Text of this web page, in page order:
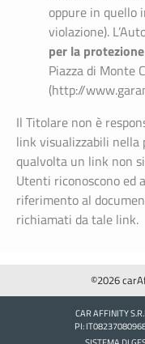
oppure in quello
violazione).
per la
Piazza di Monte
(http://
Il Titolare non è
link visualizzabili
qualvolta un link non
Utenti riconoscono ed
riferimento al
richiamati da tale link.
©2026
CAR AFFINITY
PI: